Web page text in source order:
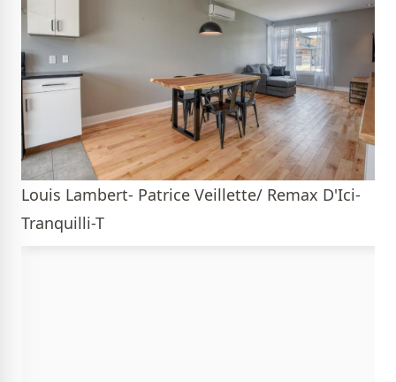
Louis Lambert- Patrice Veillette/ Remax D'Ici-
Tranquilli-T